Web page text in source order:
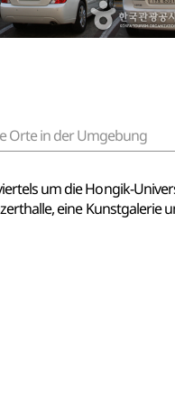
Orte in der Umgebung
um die Hongik-
eine Kunstgalerie